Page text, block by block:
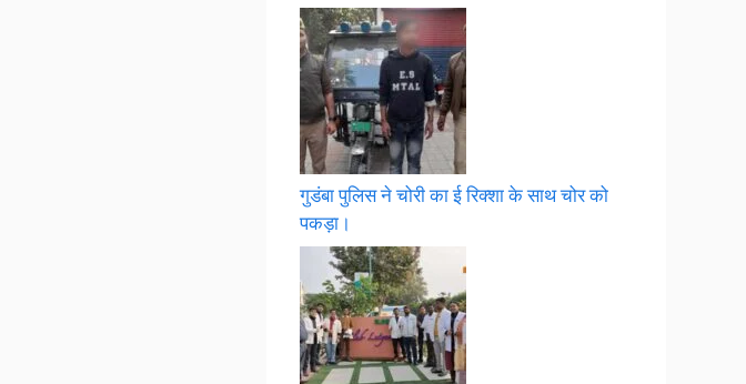
गुडंबा पुलिस ने चोरी का ई रिक्शा के साथ चोर को
पकड़ा।